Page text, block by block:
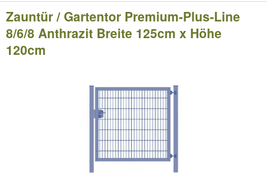
Zauntür / Gartentor Premium-Plus-Line
8/6/8 Anthrazit Breite 125cm x Höhe
120cm